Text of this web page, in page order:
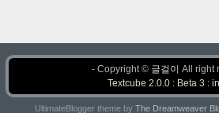
- Copyright © 글걸이 All right
Textcube 2.0.0 : Beta 3 :
UltimateBlogger theme byThe Dreamweaver